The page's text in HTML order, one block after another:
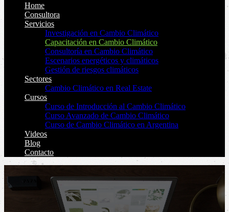
Home
Consultora
Servicios
Investigación en Cambio Climático
Capacitación en Cambio Climático
Consultoría en Cambio Climático
Escenarios energéticos y climáticos
Gestión de riesgos climáticos
Sectores
Cambio Climático en Real Estate
Cursos
Curso de Introducción al Cambio Climático
Curso Avanzado de Cambio Climático
Curso de Cambio Climático en Argentina
Videos
Blog
Contacto